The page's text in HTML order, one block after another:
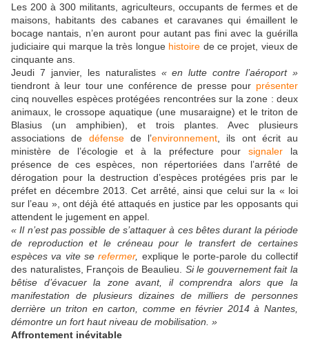
Les 200 à 300 militants, agriculteurs, occupants de fermes et de
maisons, habitants des cabanes et caravanes qui émaillent le
bocage nantais, n’en auront pour autant pas fini avec la guérilla
judiciaire qui marque la très longue histoire de ce projet, vieux de
cinquante ans.
Jeudi 7 janvier, les naturalistes « en lutte contre l’aéroport »
tiendront à leur tour une conférence de presse pour présenter
cinq nouvelles espèces protégées rencontrées sur la zone : deux
animaux, le crossope aquatique (une musaraigne) et le triton de
Blasius (un amphibien), et trois plantes. Avec plusieurs
associations de défensede l’environnement , ils ont écrit au
ministère de l’écologie et à la préfecture poursignaler la
présence de ces espèces, non répertoriées dans l’arrêté de
dérogation pour la destruction d’espèces protégées pris par le
préfet en décembre 2013. Cet arrêté, ainsi que celui sur la « loi
sur l’eau », ont déjà été attaqués en justice par les opposants qui
attendent le jugement en appel.
« Il n’est pas possible de s’attaquer à ces bêtes durant la période
de reproduction et le créneau pour le transfert de certaines
espèces va vite serefermer, explique le porte-parole du collectif
des naturalistes, François de Beaulieu. Si le gouvernement fait la
bêtise d’évacuer la zone avant, il comprendra alors que la
manifestation de plusieurs dizaines de milliers de personnes
derrière un triton en carton, comme en février 2014 à Nantes,
démontre un fort haut niveau de mobilisation. »
Affrontement inévitable